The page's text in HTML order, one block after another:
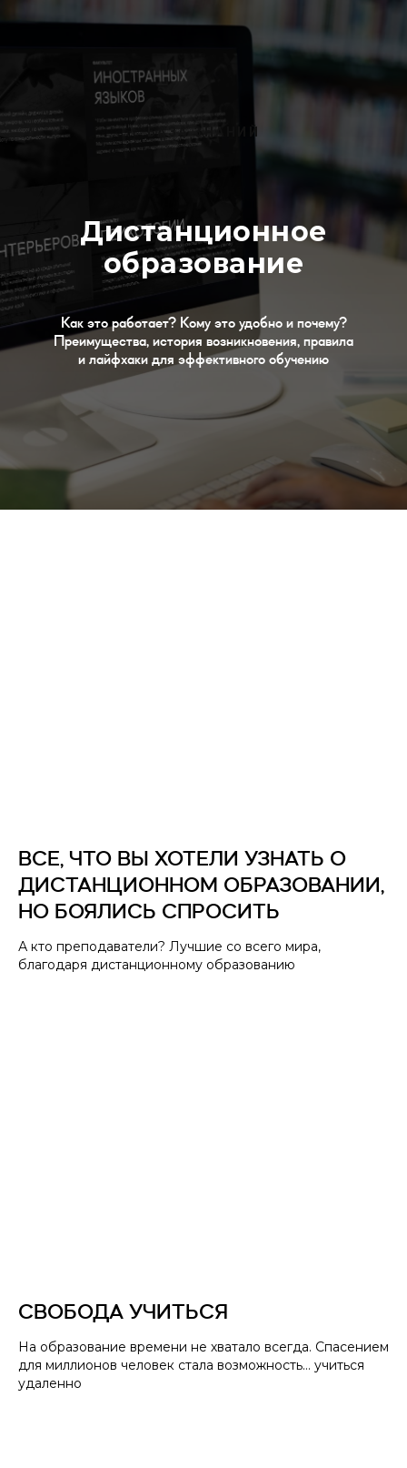
БАЗА ЗНАНИЙ
Дистанционное
образование
Как это работает? Кому это удобно и почему?
Преимущества, история возникновения, правила
и лайфхаки для эффективного обучению
ВСЕ, ЧТО ВЫ ХОТЕЛИ УЗНАТЬ О
ДИСТАНЦИОННОМ ОБРАЗОВАНИИ,
НО БОЯЛИСЬ СПРОСИТЬ
А кто преподаватели? Лучшие со всего мира,
благодаря дистанционному образованию
СВОБОДА УЧИТЬСЯ
На образование времени не хватало всегда.​ Спасением
для миллионов человек стала возможность… учиться
удаленно